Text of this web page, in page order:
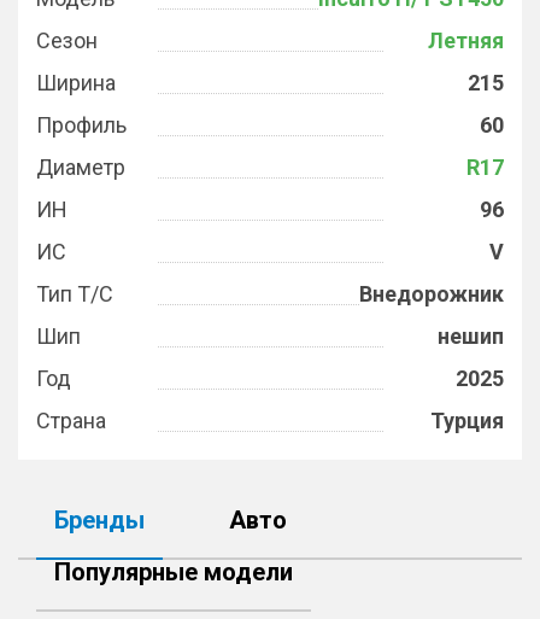
Сезон
Летняя
Ширина
215
Профиль
60
Диаметр
R17
ИН
96
ИС
V
Тип Т/С
Внедорожник
Шип
нешип
Год
2025
Страна
Турция
Бренды
Авто
Популярные модели